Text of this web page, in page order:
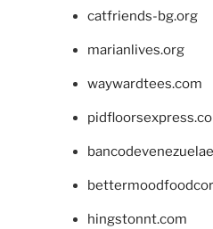
catfriends-bg.org
marianlives.org
waywardtees.com
hingstonnt.com